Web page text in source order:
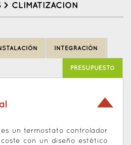
> CLIMATIZACION
INTEGRACIÓN
PRESUPUESTO
es un termostato controlador
con un diseño estético